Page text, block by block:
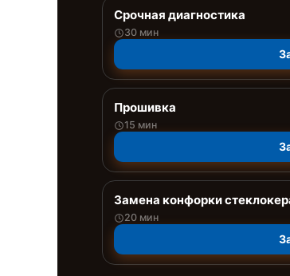
Срочная диагностика
30 мин
Прошивка
15 мин
Замена конфорки
20 мин